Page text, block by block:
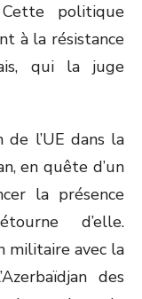
politique
à la résistance
qui la juge
l’UE dans la
en quête d’un
la présence
d’elle.
militaire avec la
des